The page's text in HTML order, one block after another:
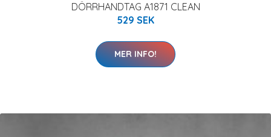
DÖRRHANDTAG A1871 CLEAN
529 SEK
MER INFO!